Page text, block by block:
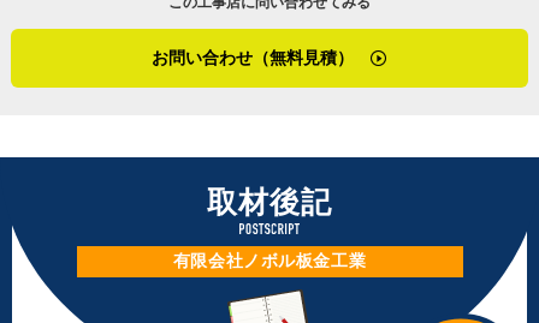
「雨漏りに関しても雪国特有のことがあって、一番はすが
漏れ（※２）ですね。積もった雪が一部溶けて流れ出した
時に、まだ残っている雪がその水をせき止めて水がうまく
り赤外線カメラを使ったりして原因を調べていきますが、
冬で本格的な工事が難しい場合はまず応急処置として板金
の板とコーキングで補修して、春になってからしっかり直
すという方法を取ることもありますね」
まで、建物なら何でも幅広く手掛けてきた経験があります
ってきたなと思います。お客さまのお悩みを解決するため
も、例えばセカンドオピニオンみたいな形でちょっと話を
聞いてみたいとか、そういうご相談でも大丈夫ですよ。お
問い合わせ、お待ちしています」
家業に入った当初、あまり前向きになれなかったことをざ
っくばらんに話してくれた檜木さん。いろいろな経験を経
お問い合わせ（無料見積）
取材後記
有限会社ノボル板金工業